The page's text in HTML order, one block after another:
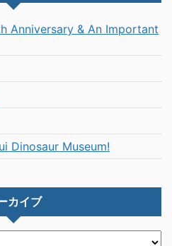
Anniversary & An Important
Dinosaur Museum!
カイブ